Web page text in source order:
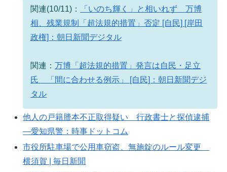
関連(10/11)：
「いのち輝く」と相いれず 万博
相、残業規制「超法規的措置」否定 [自民] [岸田
政権]：朝日新聞デジタル
関連：万博「超法規的措置」発言は自民・足立
氏 「間に合わせる例示」 [自民]：朝日新聞デジ
タル
他人の戸籍謄本不正取得疑い 行政書士と探偵逮捕
―愛知県警：時事ドットコム
市役所駐車場で公用車窃盗、無施錠のルール変更
横須賀 | 毎日新聞